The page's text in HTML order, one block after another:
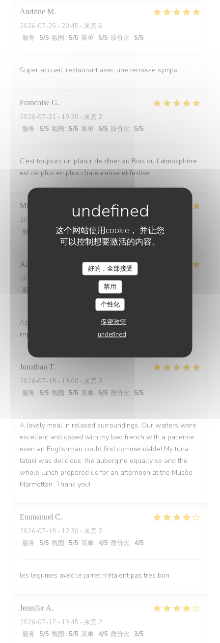
这个网站使用cookie， 并让您
可以控制想要激活的内容。
好的，全部接受
禁用
个性化
保密政策
undefined
Andrine M
2026-07-25 - 20:45 - 来宾 6
服务 : 5/5 氛围 : 5/5 菜单 : 5/5 质价比 : 5/5
Super accueil, restaurant avec une terrasse sympa
Francoise G
2026-07-21 - 19:30 - 来宾 2
服务 : 5/5 氛围 : 5/5 菜单 : 5/5 质价比 : 5/5
C’est toujours un plaisir de dîner au Bois ou l’atmosphère
est de plus en plus chaleureuse et festive
Michel
2026-07-20
服务
氛围:5/5 菜单:5/5 质价比 /5
Anne-Laure
2026-07-18
- 20:45 - 来宾 3
服务
5 /5 质价比
Accueil très sympa, service rapide et efficace, repas
impeccable, merci à vous!
Jonathan T
2026-07-18 - 13:00 - 来宾 2
服务 : 5/5 氛围 : 5/5 菜单 : 5/5 质价比 : 5/5
A lovely meal in relaxed surroundings. Our waiters were
excellent and coped with my bad french with a patience
even an Englishman could find commendable! My tuna
tataki was delicious, the aubergine equally so and the
whole lunch prepared us for an afternoon at the Musèe
Marmottan. Thank you!
Emmanuel C
2026-07-18 - 12:30 - 来宾 2
服务 : 5/5 氛围 : 5/5 菜单 : 4/5 质价比 : 4/5
les legumes avec le jarret n'étaient pas tres bon.
Jennifer A
2026-07-17 - 19:45 - 来宾 2
服务 : 5/5 氛围 : 5/5 菜单 : 4/5 质价比 : 3/5